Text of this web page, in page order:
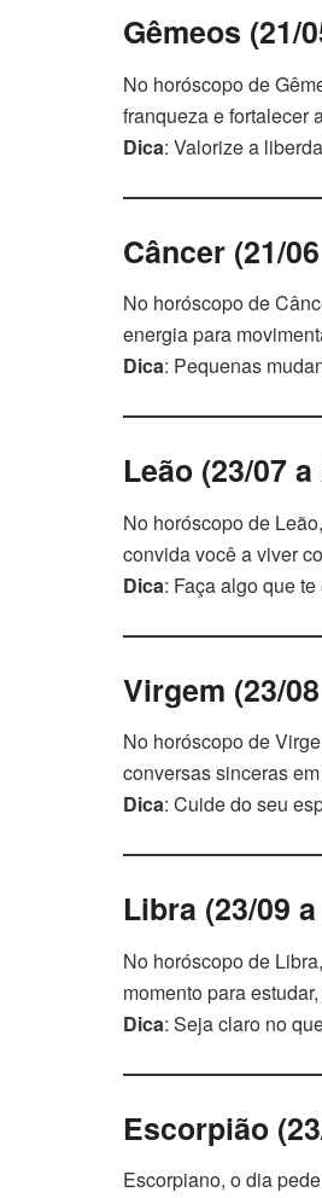
Gêmeos (21/
No horóscopo de
franqueza e fortalecer
Dica: Valorize a
Câncer (21/
No horóscopo de
energia para
Dica: Pequenas
Leão (23/07 a
No horóscopo de
convida você a viver
Dica: Faça algo que
Virgem (23/
No horóscopo de
conversas sinceras
Dica: Cuide do seu
Libra (23/09
No horóscopo de
momento para
Dica: Seja claro no
Escorpião
Escorpiano, o dia